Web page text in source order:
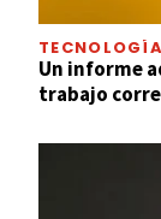
TECNOLOGÍA
Un informe
trabajo